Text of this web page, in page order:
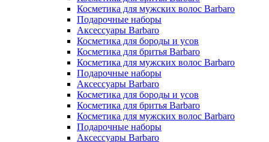
Косметика для мужских волос Barbaro
Подарочные наборы
Аксессуары Barbaro
Косметика для бороды и усов
Косметика для бритья Barbaro
Косметика для мужских волос Barbaro
Подарочные наборы
Аксессуары Barbaro
Косметика для бороды и усов
Косметика для бритья Barbaro
Косметика для мужских волос Barbaro
Подарочные наборы
Аксессуары Barbaro